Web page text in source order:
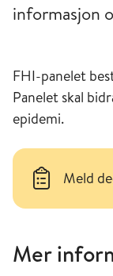
informasjon
FHI-panelet
Panelet skal
epidemi.
Meld
Mer